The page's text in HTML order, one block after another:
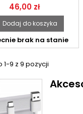
Cena
46,00 zł
Dodaj do koszyka
brak na stanie
1-9 z 9 pozycji